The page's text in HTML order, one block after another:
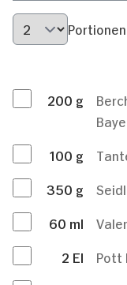
Portionen
200 g
100 g
350 g
60 ml
2 El
Pott